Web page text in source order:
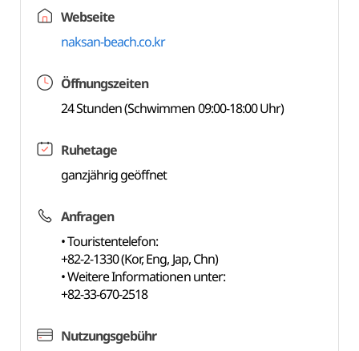
Webseite
naksan-beach.co.kr
Öffnungszeiten
24 Stunden (Schwimmen 09:00-18:00 Uhr)
Ruhetage
ganzjährig geöffnet
Anfragen
• Touristentelefon:
+82-2-1330 (Kor, Eng, Jap, Chn)
• Weitere Informationen unter:
+82-33-670-2518
Nutzungsgebühr